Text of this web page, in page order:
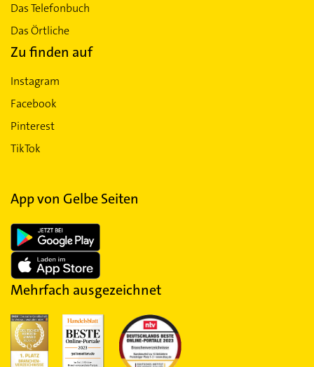
Das Telefonbuch
Das Örtliche
Zu finden auf
Instagram
Facebook
Pinterest
TikTok
App von Gelbe Seiten
Mehrfach ausgezeichnet